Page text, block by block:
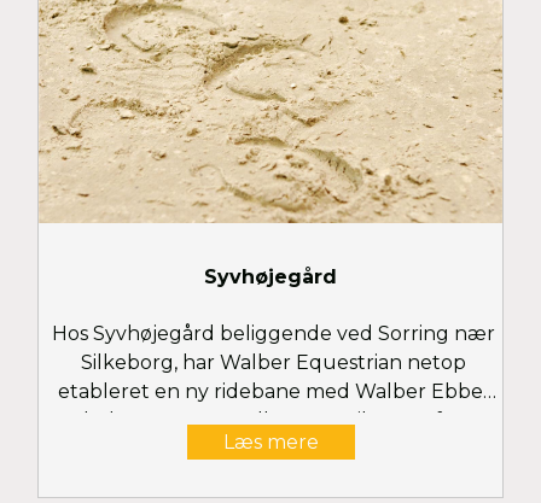
Syvhøjegård
Hos Syvhøjegård beliggende ved Sorring nær
Silkeborg, har Walber Equestrian netop
etableret en ny ridebane med Walber Ebbe-
Flod System og Walber Eco-Fibre Surface
Læs mere